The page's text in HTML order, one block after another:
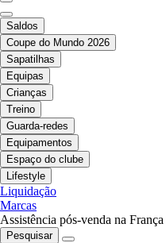
Saldos
Coupe do Mundo 2026
Sapatilhas
Equipas
Crianças
Treino
Guarda-redes
Equipamentos
Espaço do clube
Lifestyle
Liquidação
Marcas
Assistência pós-venda na França
Pesquisar